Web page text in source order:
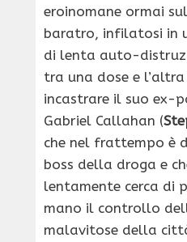
eroinomane ormai
baratro, infilatosi in
di lenta auto-
tra una dose e l’altra
incastrare il suo ex-
Gabriel Callahan (
che nel frattempo è
boss della droga e
lentamente cerca di
mano il controllo
malavitose della